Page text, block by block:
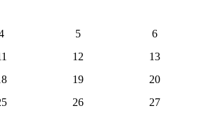
5 6
12 13
19 20
26 27